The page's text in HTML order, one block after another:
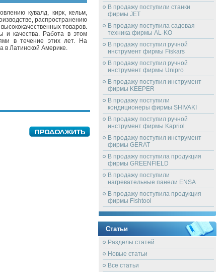
кувалд, кирк, кельм,
распространению
товаров.
и качества. Работа в этом
в течение этих лет. На
в Латинской Америке.
В продажу поступили станки
фирмы JET
В продажу поступила садовая
техника фирмы AL-KO
В продажу поступил ручной
инструмент фирмы Fiskars
В продажу поступил ручной
инструмент фирмы Unipro
В продажу поступил инструмент
фирмы KEEPER
В продажу поступили
кондиционеры фирмы SHIVAKI
В продажу поступил ручной
инструмент фирмы Kapriol
В продажу поступил инструмент
фирмы GERAT
В продажу поступила продукция
фирмы GREENFIELD
В продажу поступили
нагревательные панели ENSA
В продажу поступила продукция
фирмы Fishtool
Статьи
Разделы статей
Новые статьи
Все статьи